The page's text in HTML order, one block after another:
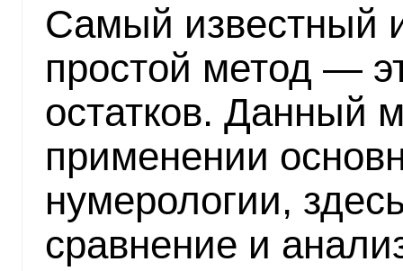
Самый известный
простой метод —
остатков. Данный
применении
нумерологии,
сравнение и